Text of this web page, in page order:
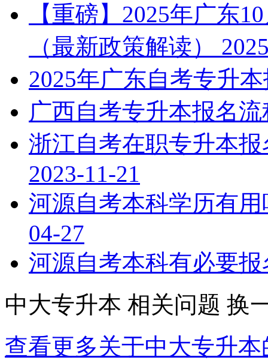
【重磅】2025年广东
（最新政策解读）
2025年广东自考专升
广西自考专升本报名
浙江自考在职专升本
2023-11-21
河源自考本科学历有
04-27
河源自考本科有必要
中大专升本 相关问题 换
查看更多关于中大专升本